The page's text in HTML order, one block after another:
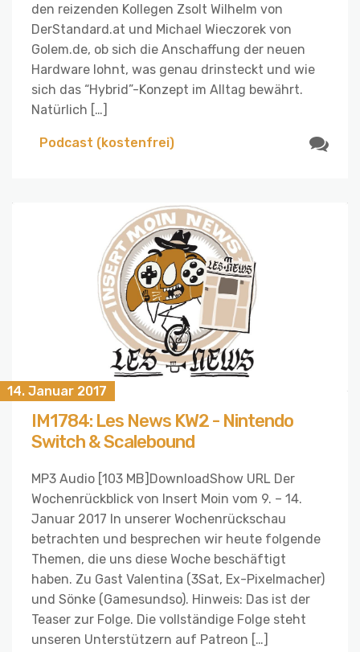
den reizenden Kollegen Zsolt Wilhelm von
DerStandard.at und Michael Wieczorek von
Golem.de, ob sich die Anschaffung der neuen
Hardware lohnt, was genau drinsteckt und wie
sich das “Hybrid”-Konzept im Alltag bewährt.
Natürlich […]
Podcast (kostenfrei)
14. Januar 2017
IM1784: Les News KW2 - Nintendo
Switch & Scalebound
MP3 Audio [103 MB]DownloadShow URL Der
Wochenrückblick von Insert Moin vom 9. – 14.
Januar 2017 In unserer Wochenrückschau
betrachten und besprechen wir heute folgende
Themen, die uns diese Woche beschäftigt
haben. Zu Gast Valentina (3Sat, Ex-Pixelmacher)
und Sönke (Gamesundso). Hinweis: Das ist der
Teaser zur Folge. Die vollständige Folge steht
unseren Unterstützern auf Patreon […]